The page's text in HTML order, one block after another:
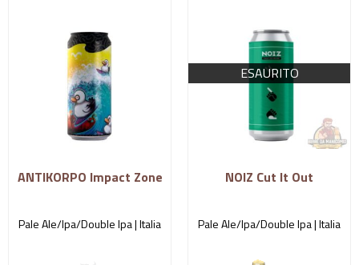
ANTIKORPO Impact Zone
Pale Ale/Ipa/Double Ipa |Italia
ESAURITO
NOIZ Cut It Out
Pale Ale/Ipa/Double Ipa |Italia